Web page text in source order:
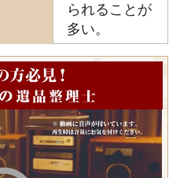
られることが
多い。